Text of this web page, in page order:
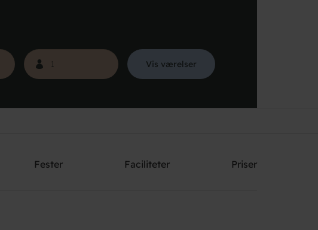
Vis værelser
Fester Faciliteter Priser